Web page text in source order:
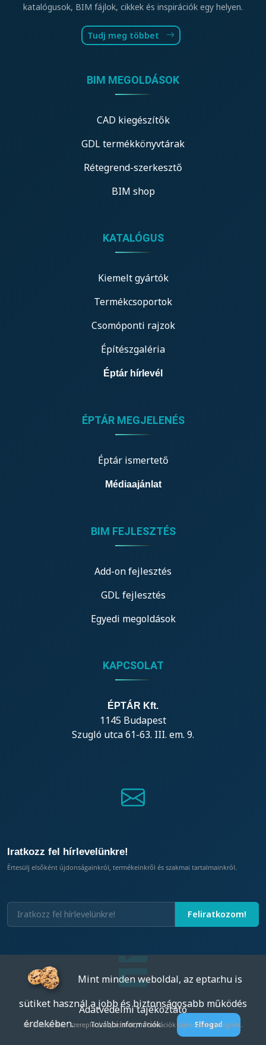
katalógusok, BIM fájlok, cikkek és inspirációk egy helyen.
Tudj meg többet
BIM MEGOLDÁSOK
CAD kiegészítők
GDL termékkönyvtárak
Rétegrend-szerkesztő
BIM shop
KATALÓGUS
Kiemelt gyártók
Termékcsoportok
Csomóponti rajzok
Építészgaléria
Éptár hírlevél
ÉPTÁR MEGJELENÉS
Éptár ismertető
Médiaajánlat
BIM FEJLESZTÉS
Add-on fejlesztés
GDL fejlesztés
Egyedi megoldások
KAPCSOLAT
ÉPTÁR Kft.
1145 Budapest
Szugló utca 61-63. III. em. 9.
Iratkozz fel hírlevelünkre!
Értesülj elsőként újdonságainkról, termékeinkről és szakmai tartalmainkról.
Adatvédelmi tájékoztató
Az oldalunkon szereplő árak, adatok, információk tájékoztató jellegűek.
Mint minden weboldal, az eptar.hu is
sütiket használ a jobb és biztonságosabb működés
érdekében.További információk Elfogad